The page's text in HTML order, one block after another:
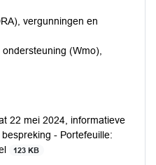
vergunningen en
(Wmo),
22 mei 2024, informatieve
- Portefeuille:
123 KB